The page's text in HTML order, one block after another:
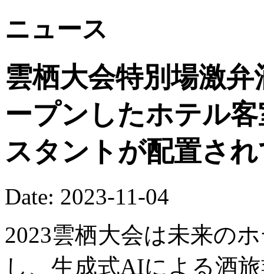
ニュース
雲栖大会特別場激
ープンしたホテル
スタントが配置さ
Date: 2023-11-04
2023雲栖大会は未来の
し、生成式AIによる酒